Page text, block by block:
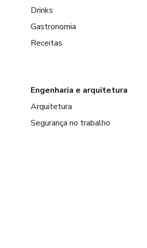
Drinks
Gastronomia
Receitas
Engenharia e arquitetura
Arquitetura
Segurança no trabalho